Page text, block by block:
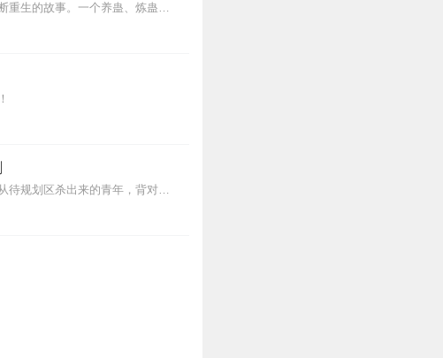
内容简介【黑暗文反派流封神之作】人是万物之灵，蛊是天地真精。一个穿越者不断重生的故事。一个养蛊、炼蛊、用蛊的奇特世界。配音组（男角色）老宝玉旁白...
【内容简介】灾变过后，大地满目疮痍。粮食匮乏，资源紧俏，局势混乱……一位从待规划区杀出来的青年，背对着漫天黄沙，孤身来到九区谋生，却不曾想偶然结识三五好友，一念...